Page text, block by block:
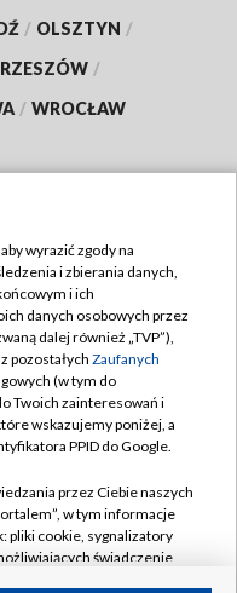
/ OLSZTYN /
RZESZÓW /
/ WROCŁAW
wyrazić zgody na
i zbierania danych,
i ich
danych osobowych przez
dalej również „TVP”),
pozostałych Zaufanych
(w tym do
Twoich zainteresowań i
wskazujemy poniżej, a
PPID do Google.
przez Ciebie naszych
w tym informacje
pliki cookie, sygnalizatory
świadczenie